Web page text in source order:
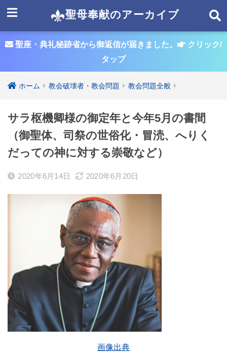
聖母奉献のアーカイブ
聖座・典礼秘跡省から御返信が届きました。
クリック/
タップ
ホーム 教会破壊者・教会問題 教会問題全般
サラ枢機卿様の御定年と今年5月の書間
（御聖体、司祭の世俗化・冒涜、へりく
だっての神に対する崇敬など）
2020年6月14日 2020年6月20日
画像出典